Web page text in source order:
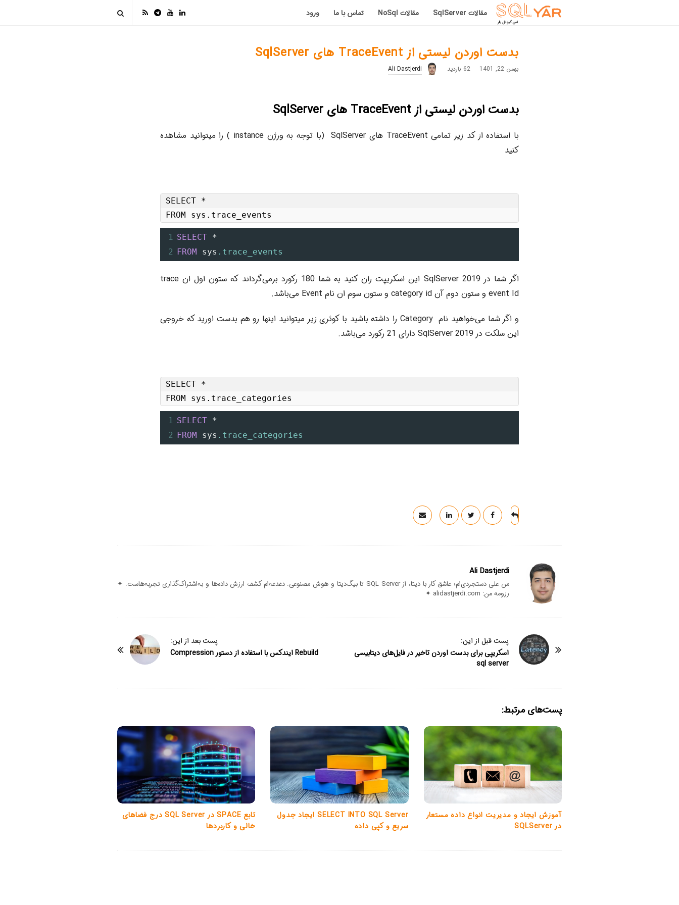
مقالات SqlServer مقالات NoSql تماس با ما ورود
بدست اوردن لیستی از TraceEvent های SqlServer
بهمن 22, 1401 62 بازدید Ali Dastjerdi
بدست اوردن لیستی از TraceEvent های SqlServer
با استفاده از کد زیر تمامی TraceEvent های SqlServer (با توجه به ورژن instance ) را میتوانید مشاهده
کنید
SELECT *
FROM sys.trace_events
1 SELECT *
2 FROM sys .trace_events
اگر شما در SqlServer 2019 این اسکریپت ران کنید به شما 180 رکورد برمی‌گرداند که ستون اول ان trace
event Id و ستون دوم آن category id و ستون سوم ان نام Event می‌باشد.
و اگر شما می‌‌خواهید نام Category را داشته باشید با کوئری زیر میتوانید اینها رو هم بدست اورید که خروجی
این سلکت در SqlServer 2019 دارای 21 رکورد می‌باشد.
SELECT *
FROM sys.trace_categories
1 SELECT *
2 FROM sys .trace_categories
Ali Dastjerdi
من علی دستجردی‌ام؛ عاشق کار با دیتا، از SQL Server تا بیگ‌دیتا و هوش مصنوعی. دغدغه‌ام کشف ارزش داده‌ها و به‌اشتراک‌گذاری تجربه‌هاست. ✦
رزومه من: alidastjerdi.com ✦
پست قبل از این:
اسکریپی برای بدست اوردن تاخیر در فایل‌های دیتابیسی
sql server
پست بعد از این:
Rebuild ایندکس با استفاده از دستور Compression
پست‌های مرتبط:
آموزش ایجاد و مدیریت انواع داده مستعار
در SQLServer
SELECT INTO SQL Server ایجاد جدول
سریع و کپی داده
تابع SPACE در SQL Server درج فضاهای
خالی و کاربردها